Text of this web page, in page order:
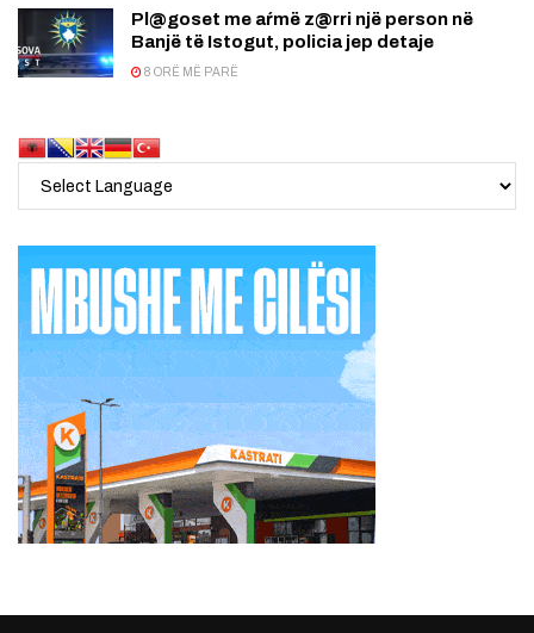
Pl@goset me aŕmë z@rri një person në
Banjë të Istogut, policia jep detaje
8 ORË MË PARË